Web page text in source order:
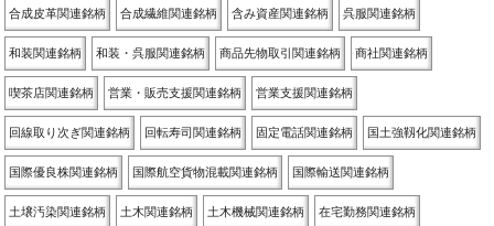
合成皮革関連銘柄 合成繊維関連銘柄 含み資産関連銘柄 呉服関連銘柄
和装関連銘柄 和装・呉服関連銘柄 商品先物取引関連銘柄 商社関連銘柄
喫茶店関連銘柄 営業・販売支援関連銘柄 営業支援関連銘柄
回線取り次ぎ関連銘柄 回転寿司関連銘柄 固定電話関連銘柄 国土強靱化関連銘柄
国際優良株関連銘柄 国際航空貨物混載関連銘柄 国際輸送関連銘柄
土壌汚染関連銘柄 土木関連銘柄 土木機械関連銘柄 在宅勤務関連銘柄